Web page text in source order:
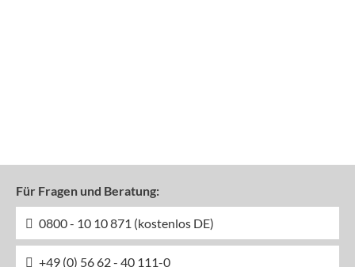
Für Fragen und Beratung:
0800 - 10 10 871 (kostenlos DE)
+49 (0) 56 62 - 40 111-0